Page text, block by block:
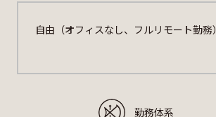
自由（オフィスなし、フルリモート勤務）
勤務体系